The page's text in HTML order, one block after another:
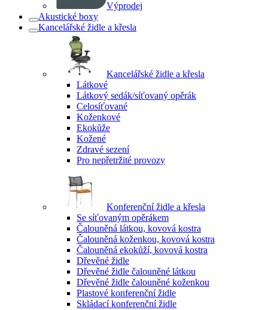
Výprodej
Akustické boxy
Kancelářské židle a křesla
Kancelářské židle a křesla
Látkové
Látkový sedák/síťovaný opěrák
Celosíťované
Koženkové
Ekokůže
Kožené
Zdravé sezení
Pro nepřetržité provozy
Konferenční židle a křesla
Se síťovaným opěrákem
Čalouněná látkou, kovová kostra
Čalouněná koženkou, kovová kostra
Čalouněná ekokůží, kovová kostra
Dřevěné židle
Dřevěné židle čalouněné látkou
Dřevěné židle čalouněné koženkou
Plastové konferenční židle
Skládací konferenční židle